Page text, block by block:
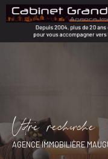
Vore recece
AGENCE IMMOBILIÈRE